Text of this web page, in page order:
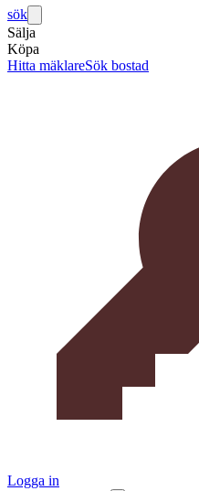
sök
Sälja
Köpa
Hitta mäklareSök bostad
Logga in